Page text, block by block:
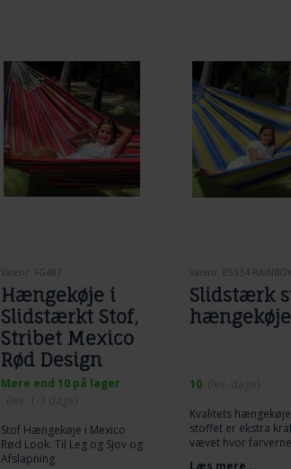
Varenr. FG487
Hængekøje i
Slidstærkt Stof,
Stribet Mexico
Rød Design
Mere end 10 på lager
Stof Hængekøje i Mexico
Rød Look. Til Leg og Sjov og
Afslapning
Varenr. 85334-
Slidstærk
hængekøje
10
Kvalitets
stoffet er ekstra
vævet hvor farverne
Læs mere...